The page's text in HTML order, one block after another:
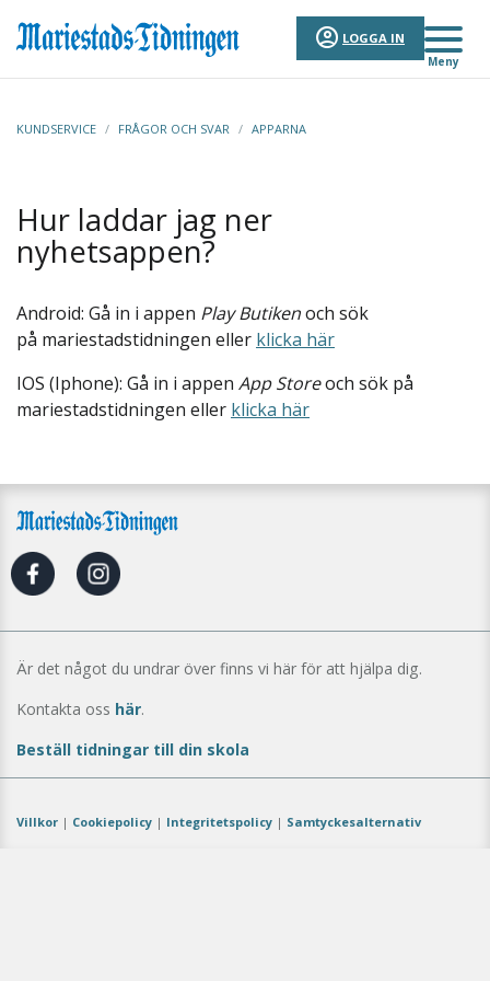
LOGGA IN
Meny
KUNDSERVICE / FRÅGOR OCH SVAR / APPARNA
Hur laddar jag ner
nyhetsappen?
Android: Gå in i appen Play Butikenoch sök
på mariestadstidningen eller klicka här
IOS (Iphone): Gå in i appen App Storeoch sök på
mariestadstidningen eller klicka här
Är det något du undrar över finns vi här för att hjälpa dig.
Kontakta oss här.
Beställ tidningar till din skola
Villkor | Cookiepolicy | Integritetspolicy | Samtyckesalternativ